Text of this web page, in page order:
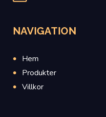
NAVIGATION
Hem
Produkter
Villkor